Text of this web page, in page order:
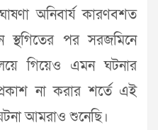
অনিবার্য কারণবশত
স্থগিতের পর সরজমিনে
গিয়েও এমন ঘটনার
না করার শর্তে এই
আমরাও শুনেছি।